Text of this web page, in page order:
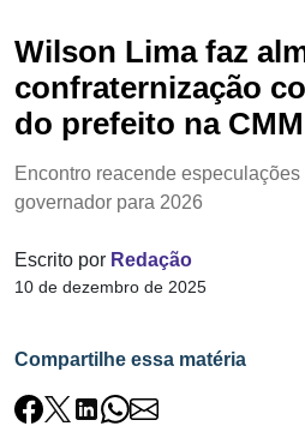
Wilson Lima faz
confraternização
do prefeito na CMM
Encontro reacende
governador para 2026
Escrito por Redação
10 de dezembro de 2025
Compartilhe essa matéria